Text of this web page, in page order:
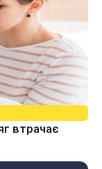
втрачає